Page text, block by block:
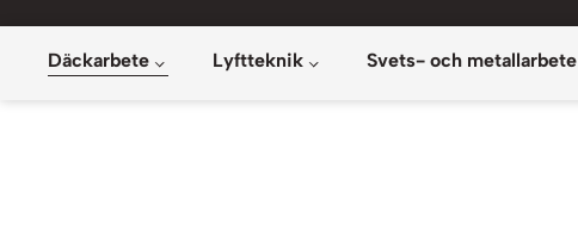
Däckarbete Lyftteknik Svets- och metallarbete